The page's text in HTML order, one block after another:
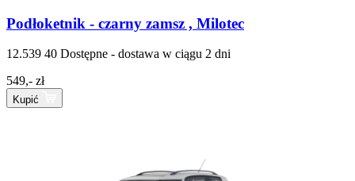
Podłoketnik - czarny zamsz , Milotec
12.539 40 Dostępne - dostawa w ciągu 2 dni
549,- zł
Kupić